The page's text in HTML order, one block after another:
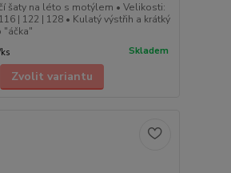
šaty na léto s motýlem • Velikosti:
| 122 | 128 • Kulatý výstřih a krátký
"áčka"
ks Skladem
Zvolit variantu